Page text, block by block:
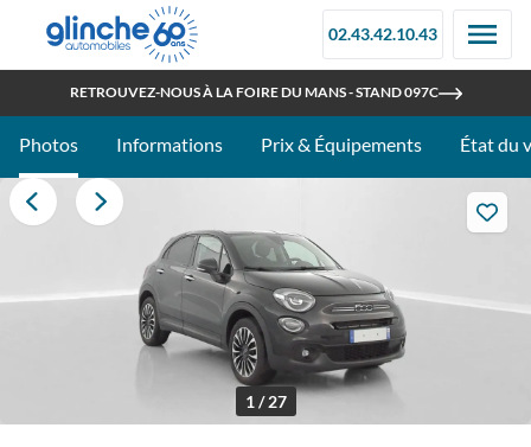
02.43.42.10.43
RETROUVEZ-NOUS À LA FOIRE DU MANS - STAND 097C
OUVERT TOUT L'ÉTÉ
Photos Informations Prix & Équipements État du
1 / 27